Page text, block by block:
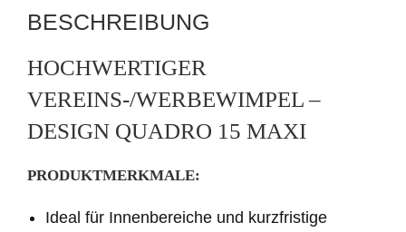
BESCHREIBUNG
HOCHWERTIGER
VEREINS-/WERBEWIMPEL –
DESIGN QUADRO 15 MAXI
PRODUKTMERKMALE:
Ideal für Innenbereiche und kurzfristige